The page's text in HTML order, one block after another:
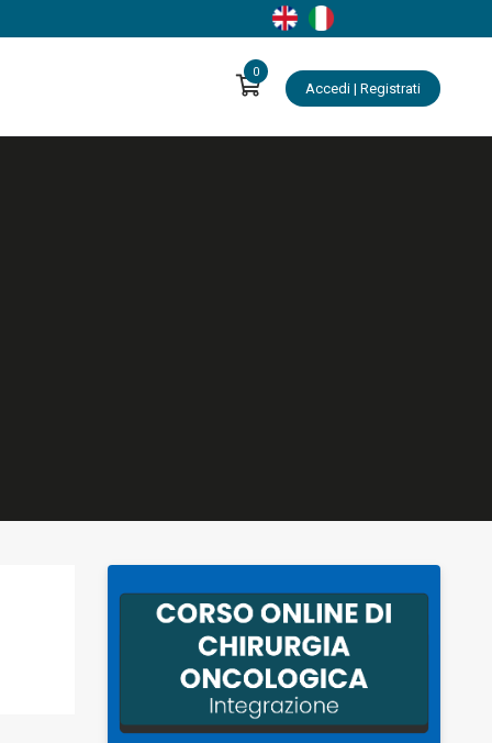
0
Accedi | Registrati